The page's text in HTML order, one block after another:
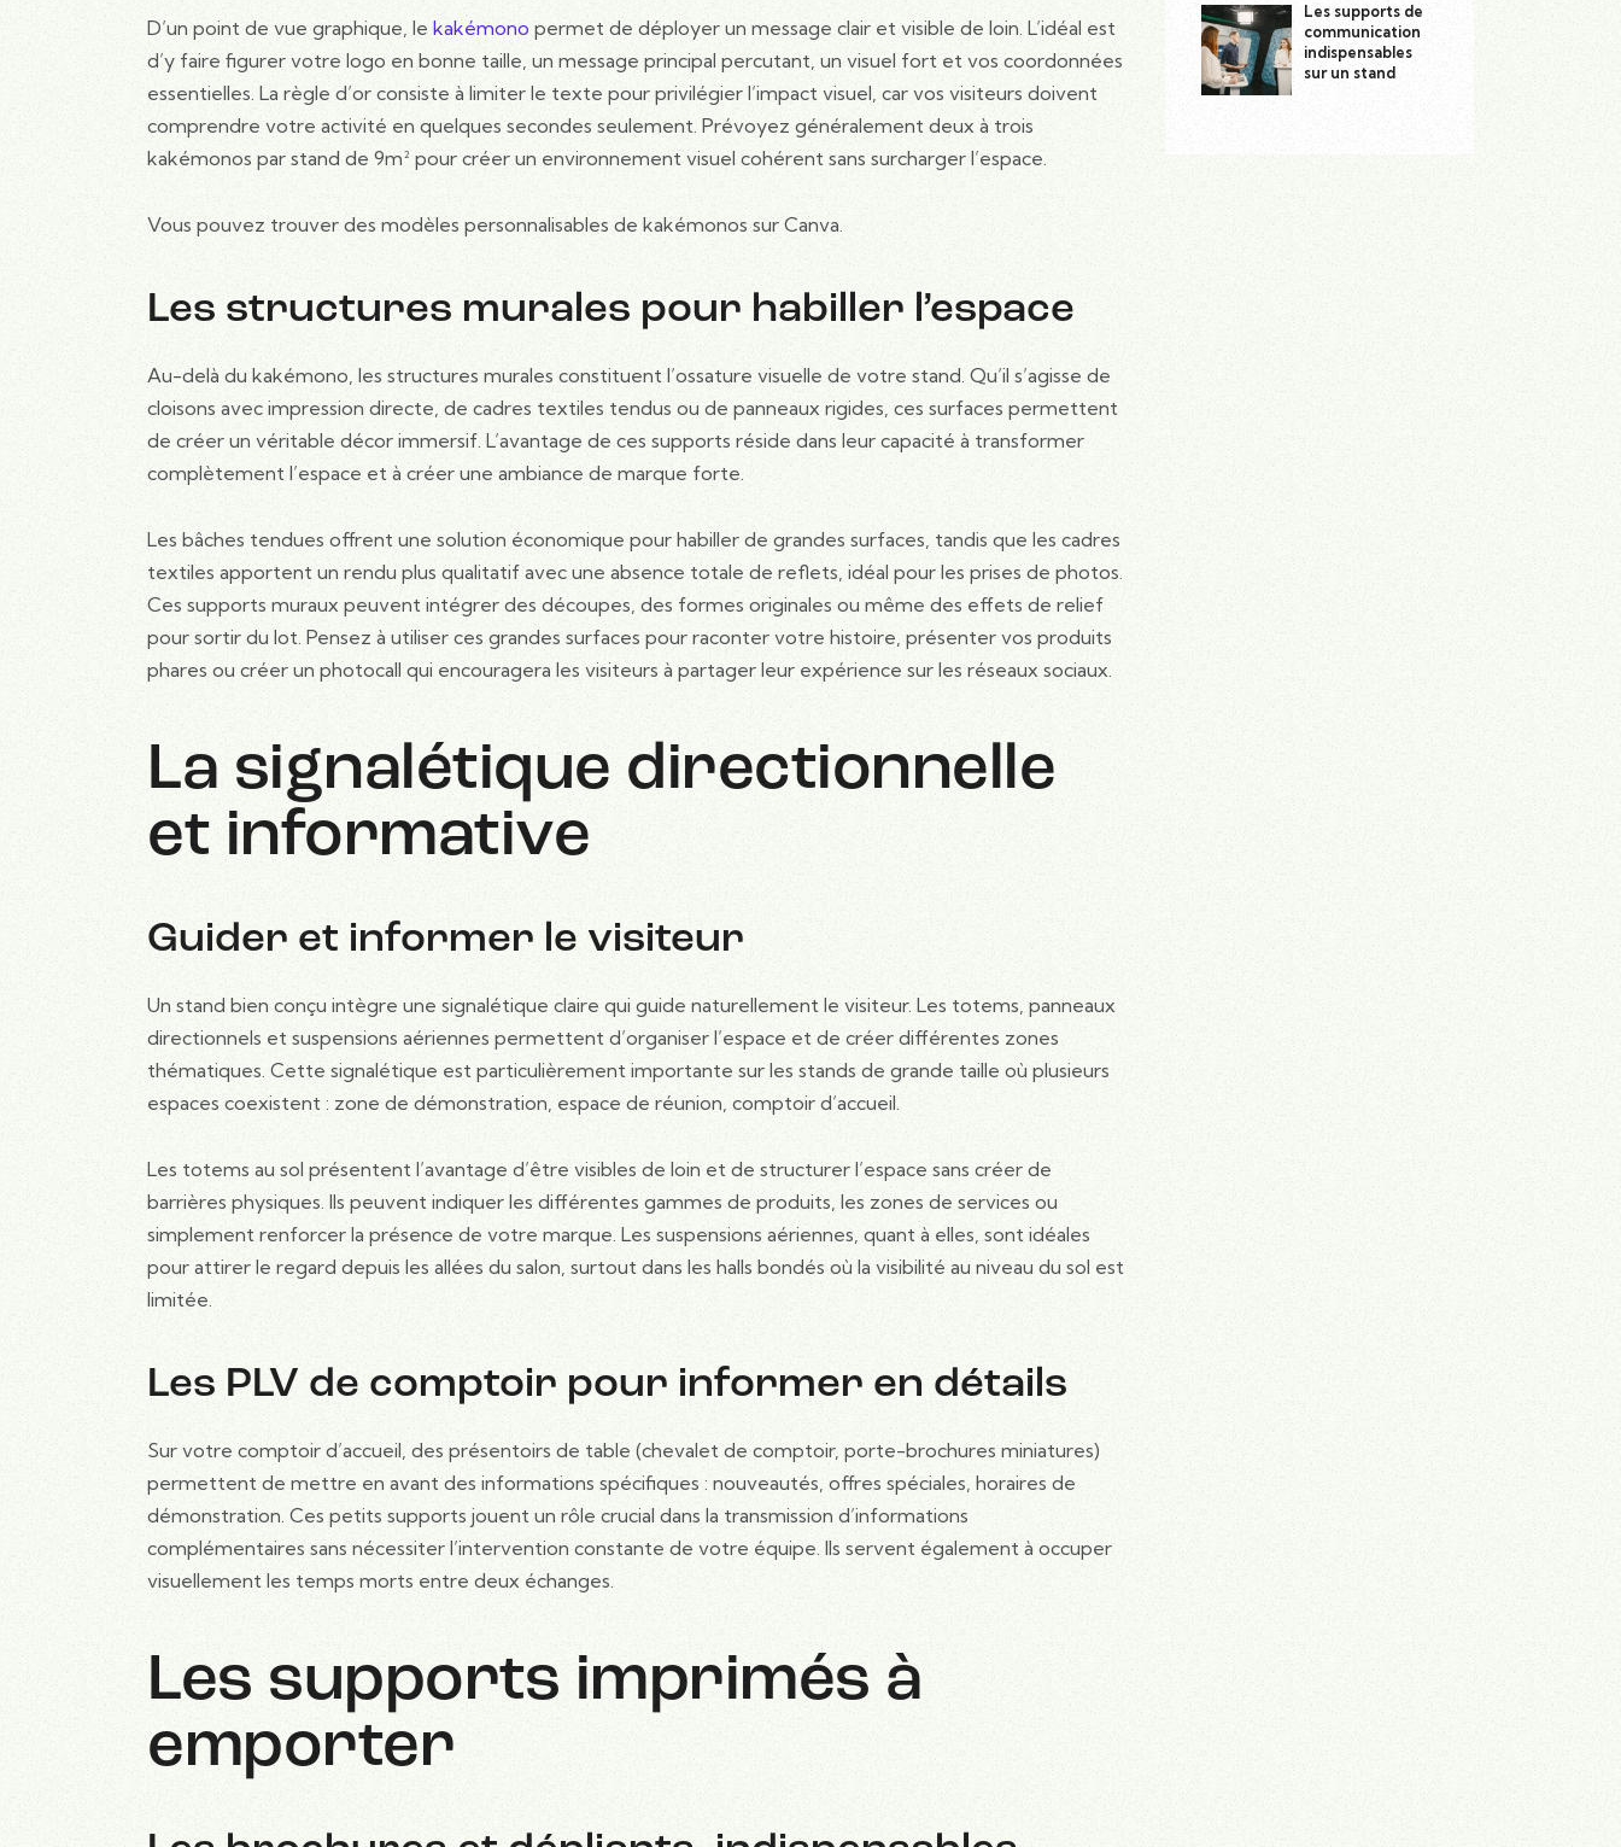
D’un point de vue graphique, le kakémono permet de déployer un message clair et visible de loin. L’idéal est
d’y faire figurer votre logo en bonne taille, un message principal percutant, un visuel fort et vos coordonnées
essentielles. La règle d’or consiste à limiter le texte pour privilégier l’impact visuel, car vos visiteurs doivent
comprendre votre activité en quelques secondes seulement. Prévoyez généralement deux à trois
kakémonos par stand de 9m² pour créer un environnement visuel cohérent sans surcharger l’espace.
Vous pouvez trouver des modèles personnalisables de kakémonos sur Canva.
Les structures murales pour habiller l’espace
Au-delà du kakémono, les structures murales constituent l’ossature visuelle de votre stand. Qu’il s’agisse de
cloisons avec impression directe, de cadres textiles tendus ou de panneaux rigides, ces surfaces permettent
de créer un véritable décor immersif. L’avantage de ces supports réside dans leur capacité à transformer
complètement l’espace et à créer une ambiance de marque forte.
Les bâches tendues offrent une solution économique pour habiller de grandes surfaces, tandis que les cadres
textiles apportent un rendu plus qualitatif avec une absence totale de reflets, idéal pour les prises de photos.
Ces supports muraux peuvent intégrer des découpes, des formes originales ou même des effets de relief
pour sortir du lot. Pensez à utiliser ces grandes surfaces pour raconter votre histoire, présenter vos produits
phares ou créer un photocall qui encouragera les visiteurs à partager leur expérience sur les réseaux sociaux.
La signalétique directionnelle
et informative
Guider et informer le visiteur
Un stand bien conçu intègre une signalétique claire qui guide naturellement le visiteur. Les totems, panneaux
directionnels et suspensions aériennes permettent d’organiser l’espace et de créer différentes zones
thématiques. Cette signalétique est particulièrement importante sur les stands de grande taille où plusieurs
espaces coexistent : zone de démonstration, espace de réunion, comptoir d’accueil.
Les totems au sol présentent l’avantage d’être visibles de loin et de structurer l’espace sans créer de
barrières physiques. Ils peuvent indiquer les différentes gammes de produits, les zones de services ou
simplement renforcer la présence de votre marque. Les suspensions aériennes, quant à elles, sont idéales
pour attirer le regard depuis les allées du salon, surtout dans les halls bondés où la visibilité au niveau du sol est
limitée.
Les PLV de comptoir pour informer en détails
Sur votre comptoir d’accueil, des présentoirs de table (chevalet de comptoir, porte-brochures miniatures)
permettent de mettre en avant des informations spécifiques : nouveautés, offres spéciales, horaires de
démonstration. Ces petits supports jouent un rôle crucial dans la transmission d’informations
complémentaires sans nécessiter l’intervention constante de votre équipe. Ils servent également à occuper
visuellement les temps morts entre deux échanges.
Les supports imprimés à
emporter
Les supports de
communication
indispensables
sur un stand